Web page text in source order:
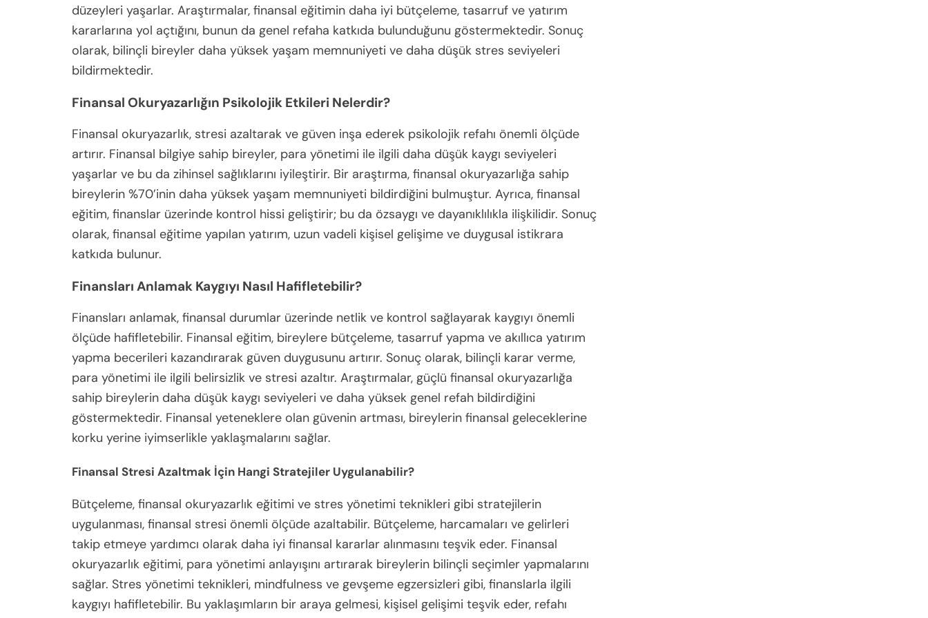
düzeyleri yaşarlar. Araştırmalar, finansal eğitimin daha iyi bütçeleme, tasarruf ve yatırım
kararlarına yol açtığını, bunun da genel refaha katkıda bulunduğunu göstermektedir. Sonuç
olarak, bilinçli bireyler daha yüksek yaşam memnuniyeti ve daha düşük stres seviyeleri
bildirmektedir.
Finansal Okuryazarlığın Psikolojik Etkileri Nelerdir?
Finansal okuryazarlık, stresi azaltarak ve güven inşa ederek psikolojik refahı önemli ölçüde
artırır. Finansal bilgiye sahip bireyler, para yönetimi ile ilgili daha düşük kaygı seviyeleri
yaşarlar ve bu da zihinsel sağlıklarını iyileştirir. Bir araştırma, finansal okuryazarlığa sahip
bireylerin %70’inin daha yüksek yaşam memnuniyeti bildirdiğini bulmuştur. Ayrıca, finansal
eğitim, finanslar üzerinde kontrol hissi geliştirir; bu da özsaygı ve dayanıklılıkla ilişkilidir. Sonuç
olarak, finansal eğitime yapılan yatırım, uzun vadeli kişisel gelişime ve duygusal istikrara
katkıda bulunur.
Finansları Anlamak Kaygıyı Nasıl Hafifletebilir?
Finansları anlamak, finansal durumlar üzerinde netlik ve kontrol sağlayarak kaygıyı önemli
ölçüde hafifletebilir. Finansal eğitim, bireylere bütçeleme, tasarruf yapma ve akıllıca yatırım
yapma becerileri kazandırarak güven duygusunu artırır. Sonuç olarak, bilinçli karar verme,
para yönetimi ile ilgili belirsizlik ve stresi azaltır. Araştırmalar, güçlü finansal okuryazarlığa
sahip bireylerin daha düşük kaygı seviyeleri ve daha yüksek genel refah bildirdiğini
göstermektedir. Finansal yeteneklere olan güvenin artması, bireylerin finansal geleceklerine
korku yerine iyimserlikle yaklaşmalarını sağlar.
Finansal Stresi Azaltmak İçin Hangi Stratejiler Uygulanabilir?
Bütçeleme, finansal okuryazarlık eğitimi ve stres yönetimi teknikleri gibi stratejilerin
uygulanması, finansal stresi önemli ölçüde azaltabilir. Bütçeleme, harcamaları ve gelirleri
takip etmeye yardımcı olarak daha iyi finansal kararlar alınmasını teşvik eder. Finansal
okuryazarlık eğitimi, para yönetimi anlayışını artırarak bireylerin bilinçli seçimler yapmalarını
sağlar. Stres yönetimi teknikleri, mindfulness ve gevşeme egzersizleri gibi, finanslarla ilgili
kaygıyı hafifletebilir. Bu yaklaşımların bir araya gelmesi, kişisel gelişimi teşvik eder, refahı